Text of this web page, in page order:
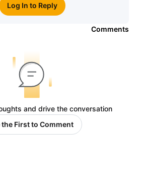
Log In to Reply
Comments
thoughts and drive the conversation.
Be the First to Comment